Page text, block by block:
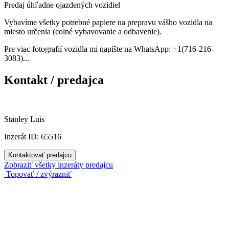
Predaj úhľadne ojazdených vozidiel
Vybavíme všetky potrebné papiere na prepravu vášho vozidla na
miesto určenia (colné vybavovanie a odbavenie).
Pre viac fotografií vozidla mi napíšte na WhatsApp: +1(716-216-
3083)...
Kontakt / predajca
Stanley Luis
Inzerát ID: 65516
Kontaktovať predajcu
Zobraziť všetky inzeráty predajcu
Topovať / zvýrazniť